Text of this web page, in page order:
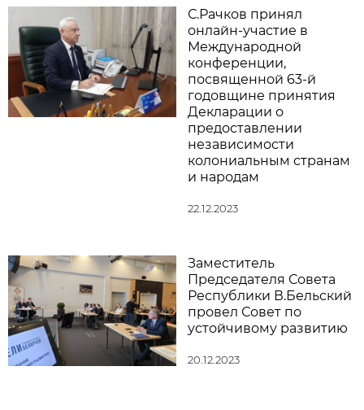
С.Рачков принял
онлайн-участие в
Международной
конференции,
посвященной 63-й
годовщине принятия
Декларации о
предоставлении
независимости
колониальным странам
и народам
22.12.2023
Заместитель
Председателя Совета
Республики В.Бельский
провел Совет по
устойчивому развитию
20.12.2023